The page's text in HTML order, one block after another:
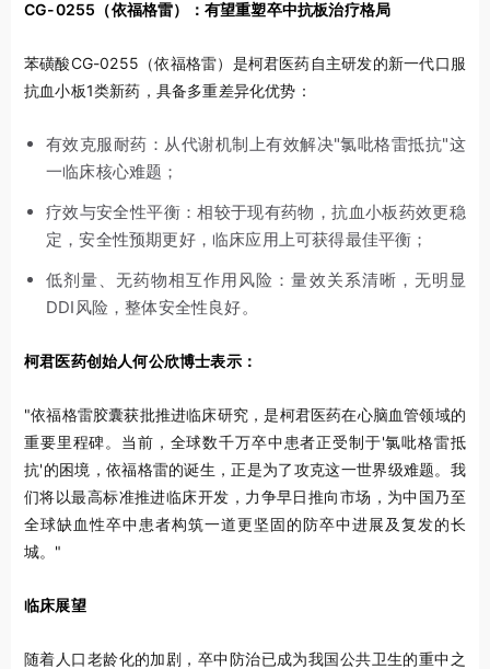
CG-0255（依福格雷）：有望重塑卒中抗板治疗格局
苯磺酸CG-0255（依福格雷）是柯君医药自主研发的新一代口服
抗血小板1类新药，具备多重差异化优势：
有效克服耐药：从代谢机制上有效解决"氯吡格雷抵抗"这
一临床核心难题；
疗效与安全性平衡：相较于现有药物，抗血小板药效更稳
定，安全性预期更好，临床应用上可获得最佳平衡；
低剂量、无药物相互作用风险：量效关系清晰，无明显
DDI风险，整体安全性良好。
柯君医药创始人何公欣博士表示：
"依福格雷胶囊获批推进临床研究，是柯君医药在心脑血管领域的
重要里程碑。当前，全球数千万卒中患者正受制于'氯吡格雷抵
抗'的困境，依福格雷的诞生，正是为了攻克这一世界级难题。我
们将以最高标准推进临床开发，力争早日推向市场，为中国乃至
全球缺血性卒中患者构筑一道更坚固的防卒中进展及复发的长
城。"
临床展望
随着人口老龄化的加剧，卒中防治已成为我国公共卫生的重中之